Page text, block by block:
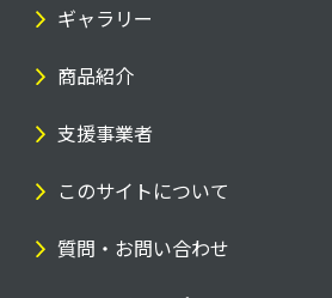
ギャラリー
商品紹介
支援事業者
このサイトについて
質問・お問い合わせ